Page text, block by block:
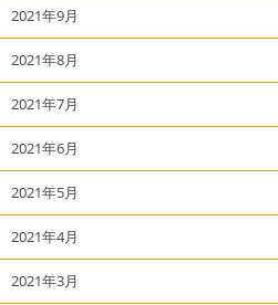
2021年9月
2021年8月
2021年7月
2021年6月
2021年5月
2021年4月
2021年3月